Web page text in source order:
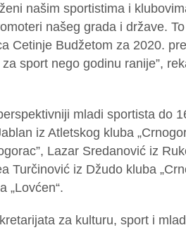
našim sportistima i
našeg grada i države.
Cetinje Budžetom za 2020.
sport nego godinu ranije”,
mladi sportista do
iz Atletskog kluba
Lazar Sredanović iz
Turčinović iz Džudo kluba
„Lovćen“.
za kulturu, sport i